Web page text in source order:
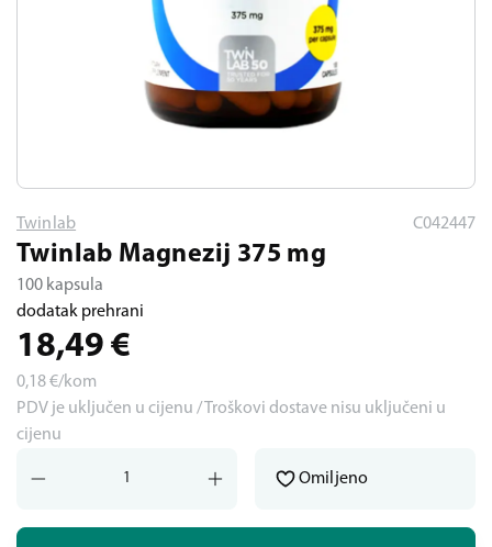
Twinlab C042447
Twinlab Magnezij 375 mg
100 kapsula
dodatak prehrani
18,49 €
0,18€/kom
PDV je uključen u cijenu / Troškovi dostave nisu uključeni u
cijenu
Omiljeno